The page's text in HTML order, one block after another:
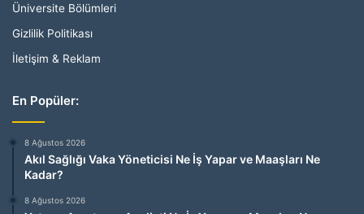
Üniversite Bölümleri
Gizlilik Politikası
İletişim & Reklam
En Popüler:
8 Ağustos 2026
Akıl Sağlığı Vaka Yöneticisi Ne İş Yapar ve Maaşları Ne
Kadar?
8 Ağustos 2026